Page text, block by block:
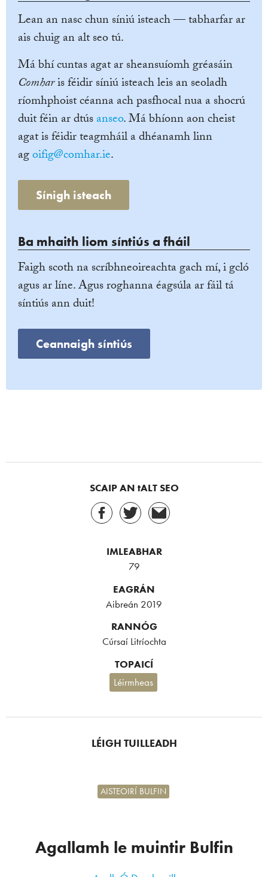
Lean an nasc chun síniú isteach — tabharfar ar
ais chuig an alt seo tú.
Má bhí cuntas agat ar sheansuíomh gréasáin
Comharis féidir síniú isteach leis an seoladh
ríomhphoist céanna ach pasfhocal nua a shocrú
duit féin ar dtúsanseo. Má bhíonn aon cheist
agat is féidir teagmháil a dhéanamh linn
agoifig@comhar.ie.
Sínigh isteach
Ba mhaith liom síntiús a fháil
Faigh scoth na scríbhneoireachta gach mí, i gcló
agus ar líne. Agus roghanna éagsúla ar fáil tá
síntiús ann duit!
Ceannaigh síntiús
SCAIP AN tALT SEO
IMLEABHAR
79
EAGRÁN
Aibreán 2019
RANNÓG
Cúrsaí Litríochta
TOPAICÍ
Léirmheas
LÉIGH TUILLEADH
Agallamh le muintir Bulfin
AISTEOIRÍ BULFIN